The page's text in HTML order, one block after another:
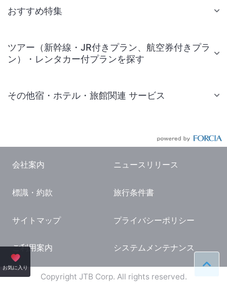
お気に入り ペー
おすすめ特集
ツアー（新幹線・JR付きプラン、航空券付きプラ
ン）・レンタカー付プランを探す
その他宿・ホテル・旅館関連 サービス
国内観光ガイド
旅行・観光情報
会社案内 ニュースリリース
標識・約款 旅行条件書
サイトマップ プライバシーポリシー
ご利用案内 システムメンテナンス
Copyright JTB Corp. All rights reserved.